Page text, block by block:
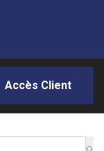
Accès Client